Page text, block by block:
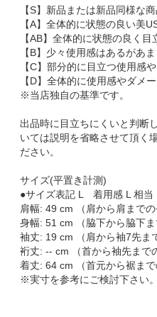
【S】新品または新品同様な
【A】全体的に状態の良い美
【AB】全体的に状態の良く
【B】少々使用感はあるがあ
【C】部分的に目立つ使用感
【D】全体的に使用感やダメ
※当店独自の基準です。
出品時に目立ちにくいと判断
いては説明を省略させて頂く
ださい。
サイズ(平置き計測)
●サイズ表記 L 着用感 L 相当
肩幅: 49 cm （肩から肩までの
身幅: 51 cm （脇下から脇下ま
袖丈: 19 cm （肩から袖7先ま
裄丈: -- cm （首から袖先まで
着丈: 64 cm （首元から裾まで
※実寸を参考にご検討下さい。